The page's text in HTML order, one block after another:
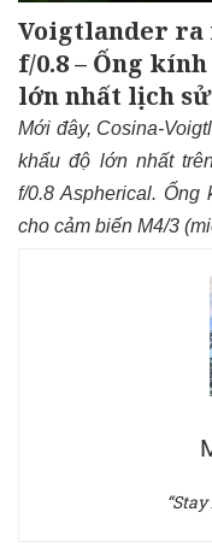
Voigtlander ra
f/0.8 – Ống
lớn nhất lịch sử
Mới đây, Cosina-
khẩu độ lớn nhất
f/0.8 Aspherical.
cho cảm biến M4/3